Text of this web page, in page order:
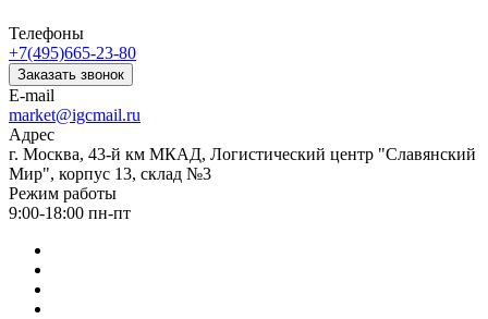
Телефоны
+7(495)665-23-80
Заказать звонок
E-mail
market@igcmail.ru
Адрес
г. Москва, 43-й км МКАД, Логистический центр "Славянский
Мир", корпус 13, склад №3
Режим работы
9:00-18:00 пн-пт